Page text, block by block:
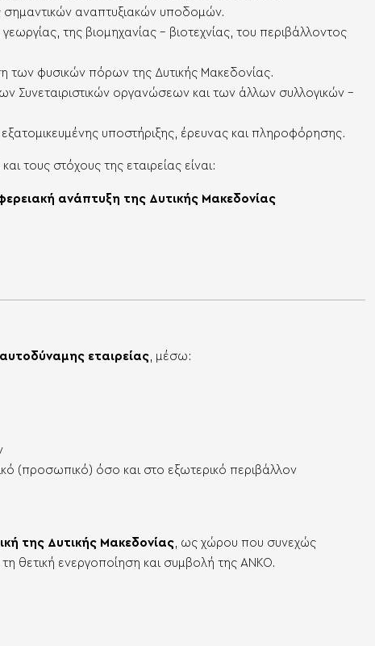
σημαντικών αναπτυξιακών υποδομών.
της βιομηχανίας – βιοτεχνίας, του περιβάλλοντος
των φυσικών πόρων της Δυτικής Μακεδονίας.
Συνεταιριστικών οργανώσεων και των άλλων συλλογικών –
υποστήριξης, έρευνας και πληροφόρησης.
τους στόχους της εταιρείας είναι:
ανάπτυξη της Δυτικής Μακεδονίας
αυτοδύναμης εταιρείας, μέσω:
(προσωπικό) όσο και στο εξωτερικό περιβάλλον
της Δυτικής Μακεδονίας, ως χώρου που συνεχώς
τη θετική ενεργοποίηση και συμβολή της ΑΝΚΟ.